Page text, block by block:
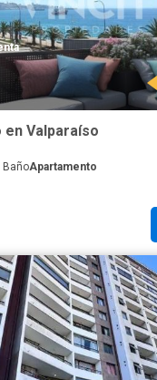
Valparaíso
BañoApartamento